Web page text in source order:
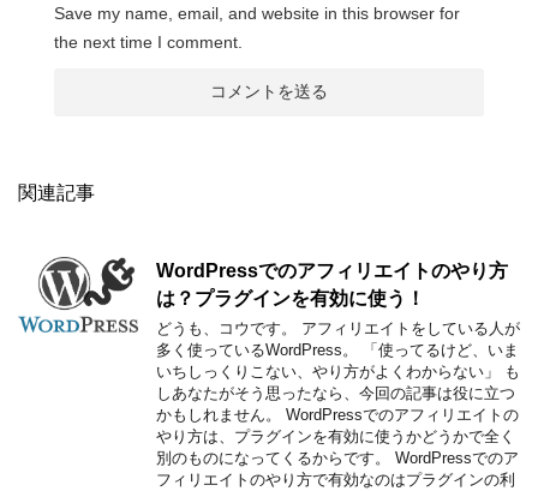
Save my name, email, and website in this browser for
the next time I comment.
関連記事
WordPressでのアフィリエイトのやり方
は？プラグインを有効に使う！
どうも、コウです。 アフィリエイトをしている人が
多く使っているWordPress。 「使ってるけど、いま
いちしっくりこない、やり方がよくわからない」 も
しあなたがそう思ったなら、今回の記事は役に立つ
かもしれません。 WordPressでのアフィリエイトの
やり方は、プラグインを有効に使うかどうかで全く
別のものになってくるからです。 WordPressでのア
フィリエイトのやり方で有効なのはプラグインの利